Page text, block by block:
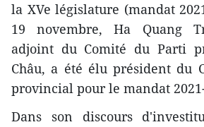
la XVe législature (mandat
19 novembre, Ha Quang
adjoint du Comité du Parti
Châu, a été élu président du
provincial pour le mandat
Dans son discours